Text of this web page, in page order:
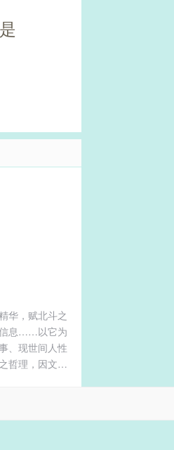
华，赋北斗之
息……以它为
、现世间人性
哲理，因文笔